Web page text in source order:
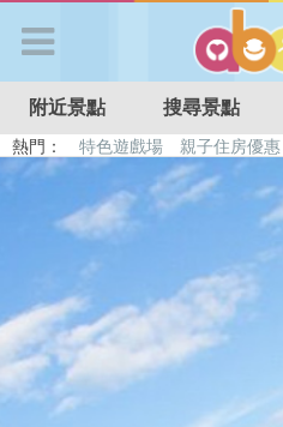
APP登入
首 頁
搜尋景點
好康優惠
附近景點 搜尋景點
熱門： 特色遊戲場 親子住房優惠
溜滑梯民宿
觀光工廠